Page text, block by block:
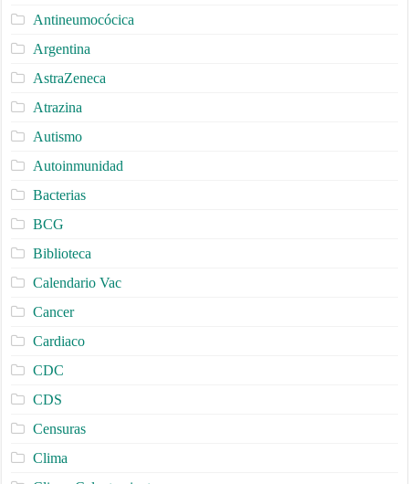
Antineumocócica
Argentina
AstraZeneca
Atrazina
Autismo
Autoinmunidad
Bacterias
BCG
Biblioteca
Calendario Vac
Cancer
Cardiaco
CDC
CDS
Censuras
Clima